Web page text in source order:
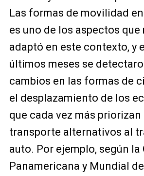
Las formas de movilidad
es uno de los aspectos que
adaptó en este contexto, y
últimos meses se
cambios en las formas de
el desplazamiento de los
que cada vez más
transporte alternativos al
auto. Por ejemplo, según
Panamericana y Mundial